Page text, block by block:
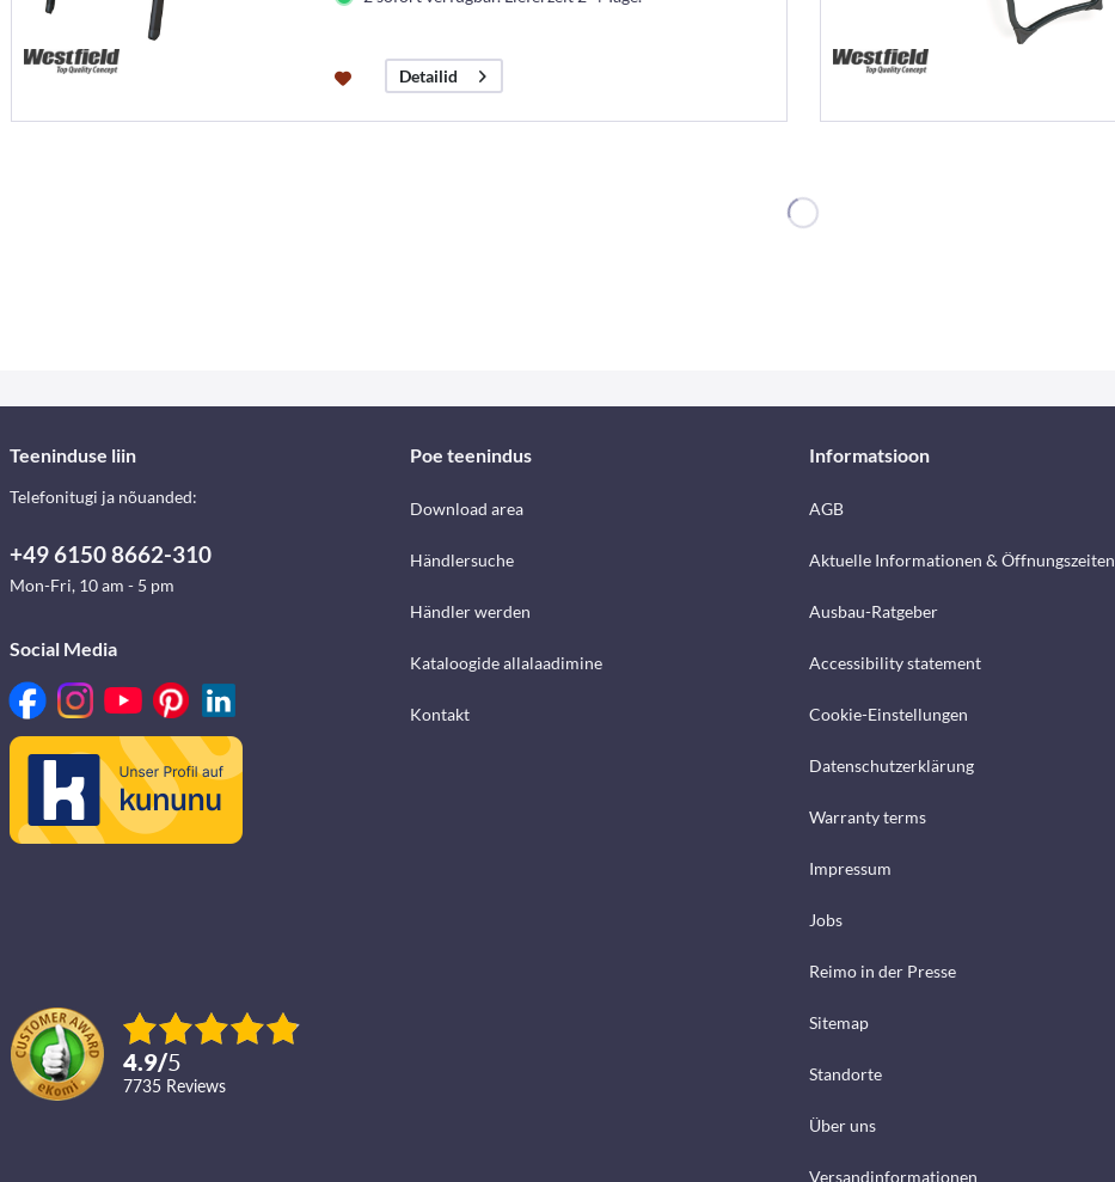
Detailid
Teeninduse liin
Telefonitugi ja nõuanded:
+49 6150 8662-310
Mon-Fri, 10 am - 5 pm
Social Media
4.9/5
7735 reviews
Poe teenindus
Download area
Händlersuche
Händler werden
Kataloogide allalaadimine
Kontakt
Informatsioon
AGB
Aktuelle Informationen & Öffnungszeiten
Ausbau-Ratgeber
Accessibility statement
Cookie-Einstellungen
Datenschutzerklärung
Warranty terms
Impressum
Jobs
Reimo in der Presse
Sitemap
Standorte
Über uns
Versandinformationen